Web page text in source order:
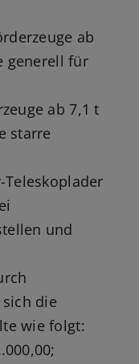
ab
generell für
ab 7,1 t
starre
Teleskoplader
und
die
wie folgt: